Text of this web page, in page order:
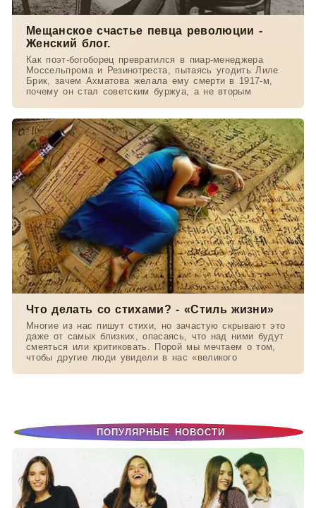
Мещанское счастье певца революции -
Женский блог.
Как поэт-богоборец превратился в пиар-менеджера
Моссельпрома и Резинотреста, пытаясь угодить Лиле
Брик, зачем Ахматова желала ему смерти в 1917-м,
почему он стал советским буржуа, а не вторым
Что делать со стихами? - «Стиль жизни»
Многие из нас пишут стихи, но зачастую скрывают это
даже от самых близких, опасаясь, что над ними будут
смеяться или критиковать. Порой мы мечтаем о том,
чтобы другие люди увидели в нас «великого
ПОПУЛЯРНЫЕ НОВОСТИ